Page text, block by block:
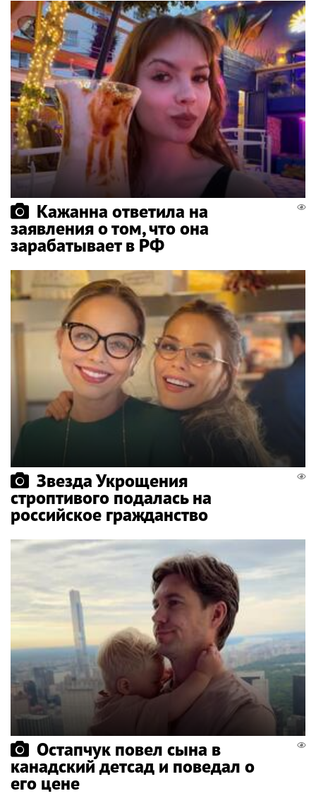
Кажанна ответила на
заявления о том, что она
зарабатывает в РФ
Звезда Укрощения
строптивого подалась на
российское гражданство
Остапчук повел сына в
канадский детсад и поведал о
его цене